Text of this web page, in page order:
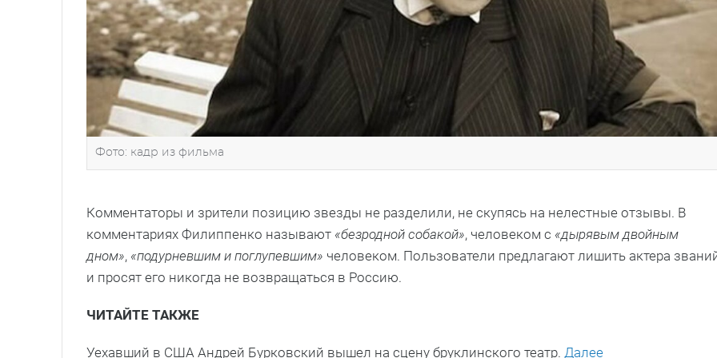
Фото: кадр из фильма
Комментаторы и зрители позицию звезды не разделили, не скупясь на нелестные отзывы. В
комментариях Филиппенко называют «безродной собакой», человеком с «дырявым двойным
дном», «подурневшим и поглупевшим» человеком. Пользователи предлагают лишить актера
и просят его никогда не возвращаться в Россию.
ЧИТАЙТЕ ТАКЖЕ
Уехавший в США Андрей Бурковский вышел на сцену бруклинского театр. Далее